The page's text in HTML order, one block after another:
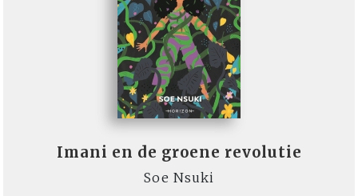
Imani en de groene revolutie
Soe Nsuki